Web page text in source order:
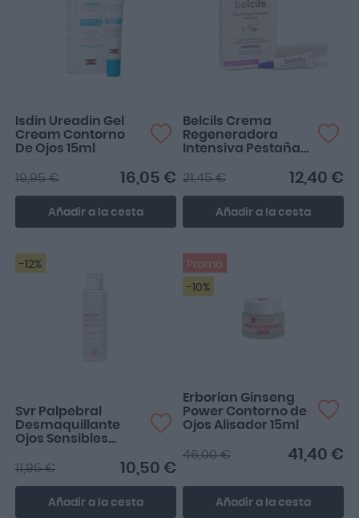
Contorno hidratante muy
Isdin Ureadin Gel
Cream Contorno
De Ojos 15ml
16,05 €
19,95 €
Añadir a la cesta
secas y este producto me
funciona muy bien par...
Belcils Crema
Regeneradora
Intensiva Pestañas
12,40 €
21,45 €
Añadir a la cesta
-12%
Svr Palpebral
Desmaquillante
Ojos Sensibles
10,50 €
11,95 €
Añadir a la cesta
Promo
-10%
Erborian Ginseng
Power Contorno de
Ojos Alisador 15ml
41,40 €
46,00 €
Añadir a la cesta